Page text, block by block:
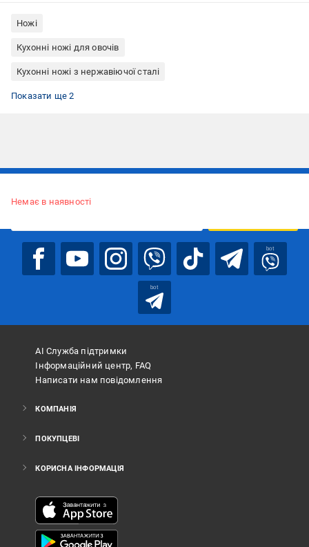
Ножі
Кухонні ножі для овочів
Кухонні ножі з нержавіючої сталі
Показати ще 2
Немає в наявності
bot
bot
АІ Служба підтримки
Інформаційний центр, FAQ
Написати нам повідомлення
КОМПАНІЯ
ПОКУПЦЕВІ
КОРИСНА ІНФОРМАЦІЯ